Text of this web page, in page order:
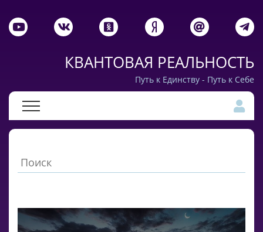
КВАНТОВАЯ РЕАЛЬНОСТЬ
Путь к Единству - Путь к Себе